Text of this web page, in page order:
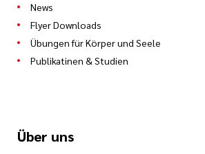
News
Flyer Downloads
Übungen für Körper und Seele
Publikatinen & Studien
Über uns